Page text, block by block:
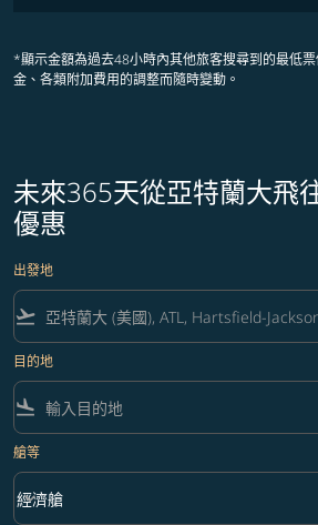
*顯示金額為過去48小時內其他旅客搜尋到的最低
金、各類附加費用的調整而隨時變動。
未來365天從亞特蘭大飛
優惠
出發地
flight_takeoff
目的地
flight_land
艙等
艙等 option 經濟艙 Selected
經濟艙
keyboard_arrow_down